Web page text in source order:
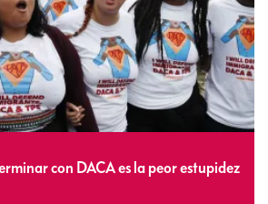
con DACA es la peor estupidez